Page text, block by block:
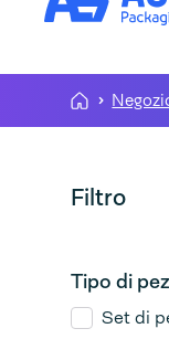
Filtro
Tipo di
Set di